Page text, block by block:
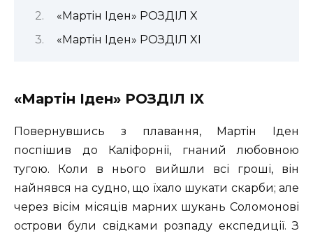
«Мартін Іден» РОЗДІЛ X
«Мартін Іден» РОЗДІЛ XI
«Мартін Іден» РОЗДІЛ IX
Повернувшись з плавання, Мартін Іден
поспішив до Каліфорнії, гнаний любовною
тугою. Коли в нього вийшли всі гроші, він
найнявся на судно, що їхало шукати скарби; але
через вісім місяців марних шукань Соломонові
острови були свідками розпаду експедиції. З